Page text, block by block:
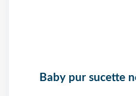
baby pur sucette